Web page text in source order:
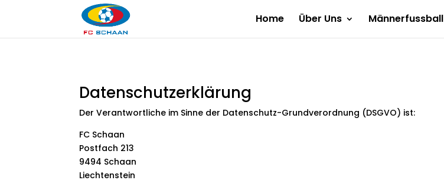
Home Über Uns Männerfussball
Datenschutzerklärung
Der Verantwortliche im Sinne der Datenschutz-Grundverordnung (DSGVO) ist:
FC Schaan
Postfach 213
9494 Schaan
Liechtenstein